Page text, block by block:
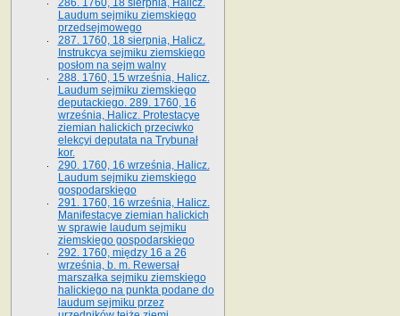
286. 1760, 18 sierpnia, Halicz.
Laudum sejmiku ziemskiego
przedsejmowego
287. 1760, 18 sierpnia, Halicz.
Instrukcya sejmiku ziemskiego
posłom na sejm walny
288. 1760, 15 września, Halicz.
Laudum sejmiku ziemskiego
deputackiego. 289. 1760, 16
września, Halicz. Protestacye
ziemian halickich przeciwko
elekcyi deputata na Trybunał
kor.
290. 1760, 16 września, Halicz.
Laudum sejmiku ziemskiego
gospodarskiego
291. 1760, 16 września, Halicz.
Manifestacye ziemian halickich
w sprawie laudum sejmiku
ziemskiego gospodarskiego
292. 1760, między 16 a 26
września, b. m. Rewersał
marszałka sejmiku ziemskiego
halickiego na punkta podane do
laudum sejmiku przez